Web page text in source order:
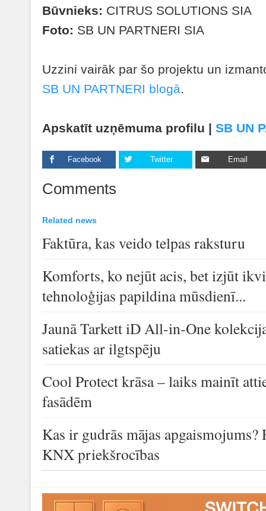
Būvnieks: CITRUS SOLUTIONS SIA
Foto: SB UN PARTNERI SIA
Uzzini vairāk par šo projektu un
SB UN PARTNERI blogā.
Apskatīt uzņēmuma profilu | SB UN
Facebook Twitter Email
Comments
Related news
Faktūra, kas veido telpas raksturu
Komforts, ko nejūt acis, bet izjūt
tehnoloģijas papildina mūsdienī...
Jaunā Tarkett iD All-in-One
satiekas ar ilgtspēju
Cool Protect krāsa – laiks mainīt
fasādēm
Kas ir gudrās mājas
KNX priekšrocības